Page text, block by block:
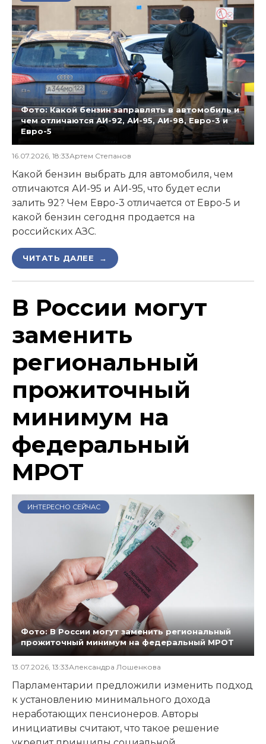
Фото: Какой бензин заправлять в автомобиль и
чем отличаются АИ-92, АИ-95, АИ-98, Евро-3 и
Евро-5
16.07.2026, 18:33Артем Степанов
Какой бензин выбрать для автомобиля, чем
отличаются АИ-95 и АИ-95, что будет если
залить 92? Чем Евро-3 отличается от Евро-5 и
какой бензин сегодня продается на
российских АЗС.
ЧИТАТЬ ДАЛЕЕ →
В России могут
заменить
региональный
прожиточный
минимум на
федеральный
МРОТ
ИНТЕРЕСНО СЕЙЧАС
Фото: В России могут заменить региональный
прожиточный минимум на федеральный МРОТ
13.07.2026, 13:33Александра Лошенкова
Парламентарии предложили изменить подход
к установлению минимального дохода
неработающих пенсионеров. Авторы
инициативы считают, что такое решение